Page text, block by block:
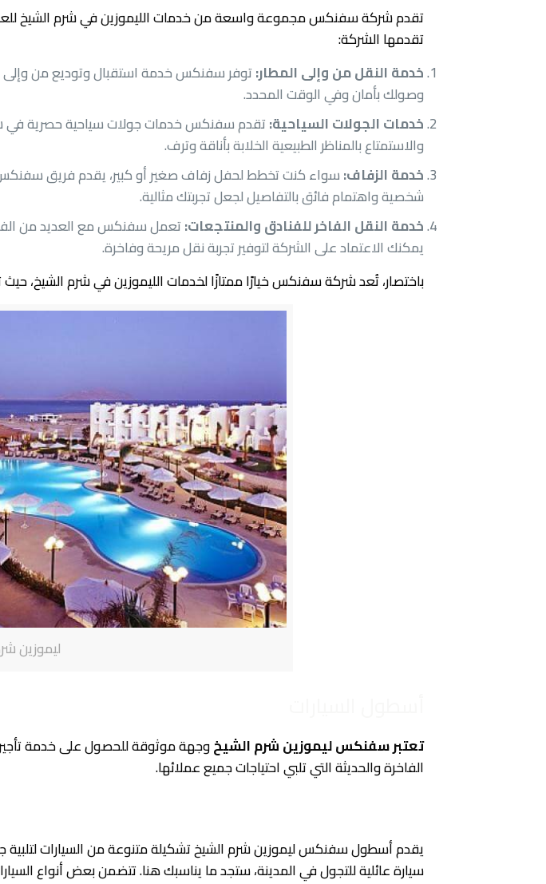
تقدم شركة سفنكس مجموعة واسعة من خدمات الليموزين في شرم الشيخ
تقدمها الشركة:
خدمة النقل من وإلى المطار:توفر سفنكس خدمة استقبال وتوديع من
وصولك بأمان وفي الوقت المحدد.
خدمات الجولات السياحية:تقدم سفنكس خدمات جولات سياحية حصرية في
والاستمتاع بالمناظر الطبيعية الخلابة بأناقة وترف.
خدمة الزفاف:سواء كنت تخطط لحفل زفاف صغير أو كبير، يقدم فريق
شخصية واهتمام فائق بالتفاصيل لجعل تجربتك مثالية.
خدمة النقل الفاخر للفنادق والمنتجعات:تعمل سفنكس مع العديد من
يمكنك الاعتماد على الشركة لتوفير تجربة نقل مريحة وفاخرة.
باختصار، تُعد شركة سفنكس خيارًا ممتازًا لخدمات الليموزين في شرم الشيخ،
ليموزين
تعتبر سفنكس ليموزين شرم الشيخوجهة موثوقة للحصول على خدمة تأجير
الفاخرة والحديثة التي تلبي احتياجات جميع عملائها.
يقدم أسطول سفنكس ليموزين شرم الشيخ تشكيلة متنوعة من السيارات لتلبية
سيارة عائلية للتجول في المدينة، ستجد ما يناسبك هنا. تتضمن بعض أنواع